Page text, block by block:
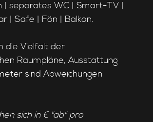
| separates WC | Smart-TV |
| Safe | Fön | Balkon.
die Vielfalt der
Raumpläne, Ausstattung
sind Abweichungen
sich in € "ab" pro